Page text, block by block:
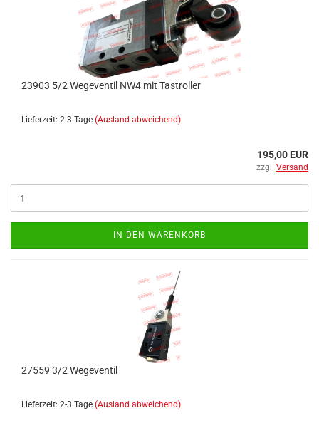
23903 5/2 Wegeventil NW4 mit Tastroller
Lieferzeit: 2-3 Tage (Ausland abweichend)
195,00 EUR
zzgl. Versand
IN DEN WARENKORB
27559 3/2 Wegeventil
Lieferzeit: 2-3 Tage (Ausland abweichend)